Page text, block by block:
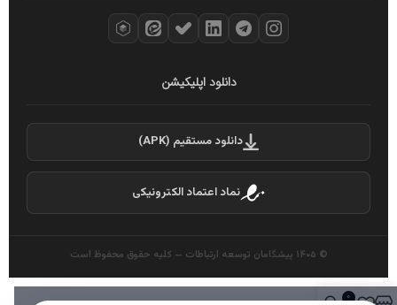
دانلود اپلیکیشن
دانلود مستقیم (APK)
نماد اعتماد الکترونیکی
© ۱۴۰۵ پیشگامان توسعه ارتباطات — کلیه حقوق محفوظ است
0